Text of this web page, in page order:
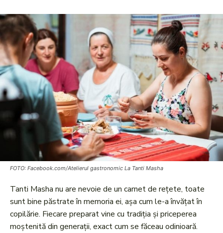
FOTO: Facebook.com/Atelierul gastronomic La Tanti Masha
Tanti Masha nu are nevoie de un carnet de rețete, toate
sunt bine păstrate în memoria ei, așa cum le-a învățat în
copilărie. Fiecare preparat vine cu tradiția și priceperea
moștenită din generații, exact cum se făceau odinioară.